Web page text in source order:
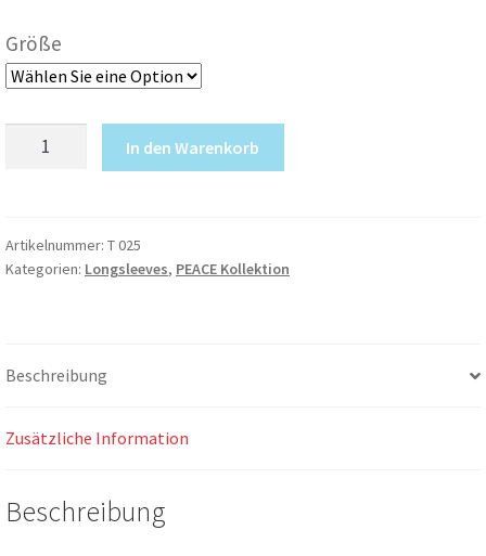
Größe
PEACE
Fair
&
In den Warenkorb
Artikelnummer: T 025
Kategorien: Longsleeves, PEACE Kollektion
Beschreibung
Zusätzliche Information
Beschreibung